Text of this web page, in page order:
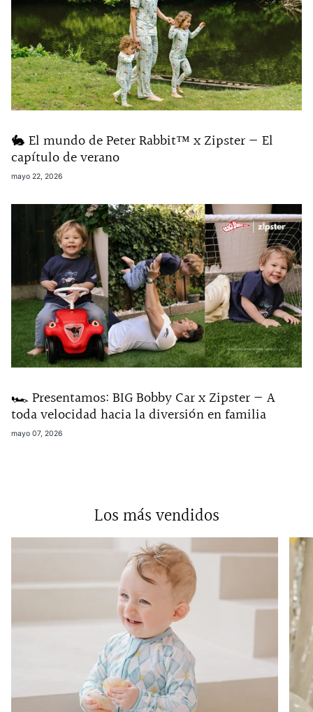
🐇 El mundo de Peter Rabbit™ x Zipster — El
capítulo de verano
mayo 22, 2026
🏎️ Presentamos: BIG Bobby Car x Zipster — A
toda velocidad hacia la diversión en familia
mayo 07, 2026
Los más vendidos